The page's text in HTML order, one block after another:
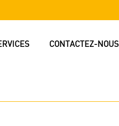
CONTACTEZ-NOUS